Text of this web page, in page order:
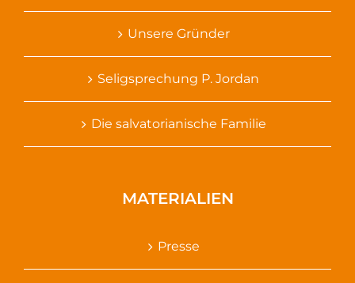
Unsere Gründer
Seligsprechung P. Jordan
Die salvatorianische Familie
MATERIALIEN
Presse